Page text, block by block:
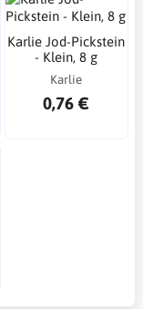
Karlie Jod-Pickstein
- Klein, 8 g
Karlie
0,76 €